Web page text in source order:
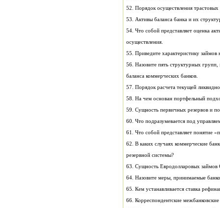
52. Порядок осуществления
53. Активы баланса банка и их
54. Что собой представляет оценка
осуществления.
55. Приведите характеристику
56. Назовите пять структурных групп,
баланса коммерческих банков.
57. Порядок расчета текущей
58. На чем основан портфельный
59. Сущность первичных резервов и
60. Что подразумевается под
61. Что собой представляет понятие
62. В каких случаях коммерческие
резервной системы?
63. Сущность Евродолларовых
65. Кем устанавливается ставка
66.